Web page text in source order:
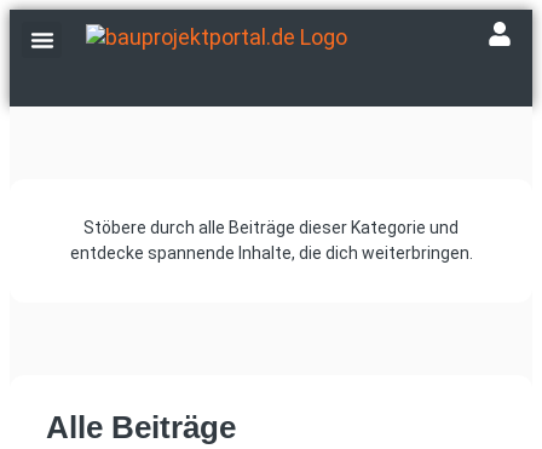
Stöbere durch alle Beiträge dieser Kategorie und
entdecke spannende Inhalte, die dich weiterbringen.
Alle Beiträge